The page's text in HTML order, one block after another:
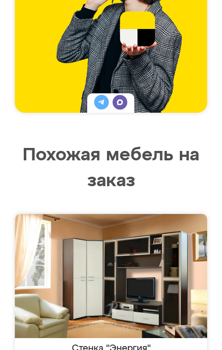
Похожая мебель на
заказ